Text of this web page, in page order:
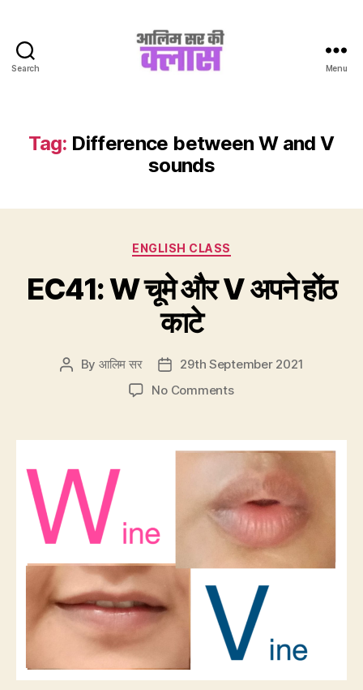
Search
Class
Menu
Tag: Difference between W and V
sounds
Categories
ENGLISH CLASS
EC41: W चूमे और V अपने होंठ
काटे
Post
By आलिम सर
Post
date
29th September 2021
No Commentson
चूमे
V
अपने
होंठ
काटे